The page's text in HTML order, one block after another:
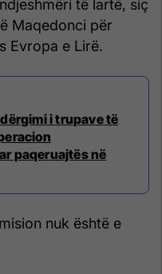
të lartë, siç
Maqedonci për
Evropa e Lirë.
i trupave të
paqeruajtës në
nuk është e